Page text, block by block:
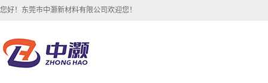
您好！东莞市中灏新材料有限公司欢迎您！